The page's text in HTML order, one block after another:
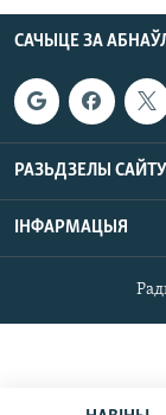
САЧЫЦЕ ЗА
РАЗЬДЗЕЛЫ САЙТУ
ІНФАРМАЦЫЯ